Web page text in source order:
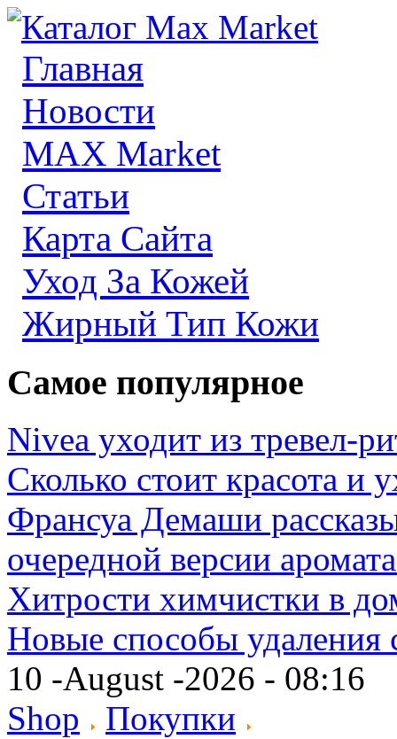
Главная
Новости
MAX Market
Статьи
Карта Сайта
Уход За Кожей
Жирный Тип Кожи
Самое популярное
Nivea уходит из тревел-
Сколько стоит красота
Франсуа Демаши
очередной версии
Хитрости химчистки в
Новые способы удаления
10 -August -2026 - 08:16
Shop
Покупки